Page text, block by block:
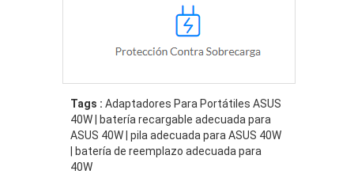
Tags : Adaptadores Para Portátiles ASUS
40W | batería recargable adecuada para
ASUS 40W | pila adecuada para ASUS 40W
| batería de reemplazo adecuada para
40W